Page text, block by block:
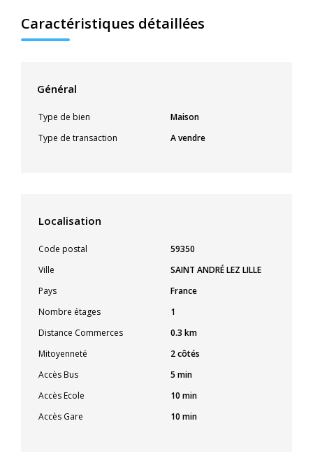
Caractéristiques détaillées
Général
Type de bien
Maison
Type de transaction
A vendre
Localisation
Code postal
59350
Ville
SAINT ANDRÉ LEZ LILLE
Pays
France
Nombre étages
1
Distance Commerces
0.3 km
Mitoyenneté
2 côtés
Accès Bus
5 min
Accès Ecole
10 min
Accès Gare
10 min